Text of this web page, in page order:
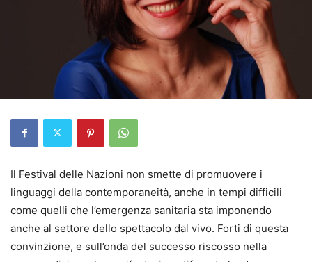
Il Festival delle Nazioni non smette di promuovere i
linguaggi della contemporaneità, anche in tempi difficili
come quelli che l’emergenza sanitaria sta imponendo
anche al settore dello spettacolo dal vivo. Forti di questa
convinzione, e sull’onda del successo riscosso nella